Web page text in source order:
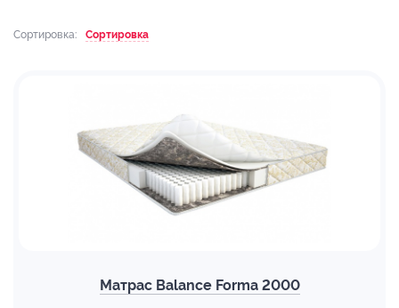
Сортировка: Сортировка
Матрас Balance Forma 2000